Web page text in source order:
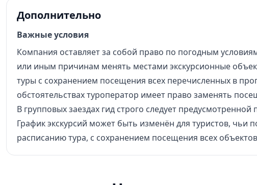
Дополнительно
Важные условия
Компания оставляет за собой право по погодным
или иным причинам менять местами экскурсионные
туры с сохранением посещения всех перечисленных в
обстоятельствах туроператор имеет право заменять
В групповых заездах гид строго следует
График экскурсий может быть изменён для туристов, чьи
расписанию тура, с сохранением посещения всех